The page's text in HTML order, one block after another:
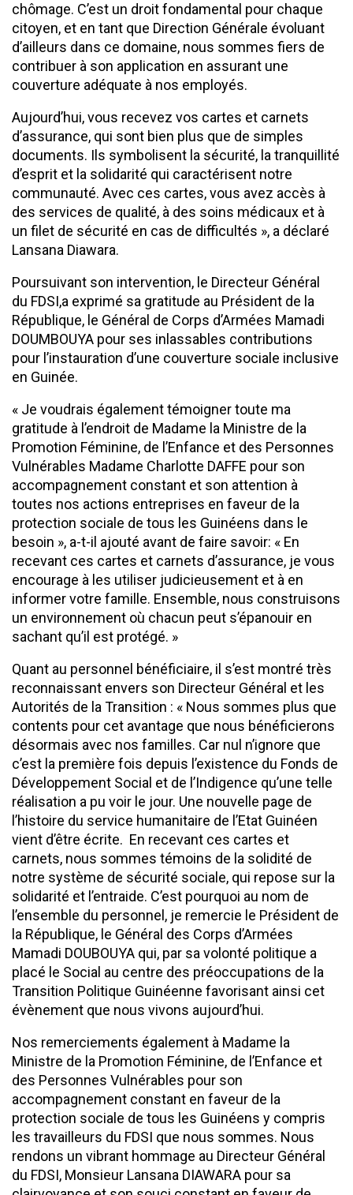
chômage. C’est un droit fondamental pour chaque
citoyen, et en tant que Direction Générale évoluant
d’ailleurs dans ce domaine, nous sommes fiers de
contribuer à son application en assurant une
couverture adéquate à nos employés.
Aujourd’hui, vous recevez vos cartes et carnets
d’assurance, qui sont bien plus que de simples
documents. Ils symbolisent la sécurité, la tranquillité
d’esprit et la solidarité qui caractérisent notre
communauté. Avec ces cartes, vous avez accès à
des services de qualité, à des soins médicaux et à
un filet de sécurité en cas de difficultés », a déclaré
Lansana Diawara.
Poursuivant son intervention, le Directeur Général
du FDSI,a exprimé sa gratitude au Président de la
République, le Général de Corps d’Armées Mamadi
DOUMBOUYA pour ses inlassables contributions
pour l’instauration d’une couverture sociale inclusive
en Guinée.
« Je voudrais également témoigner toute ma
gratitude à l’endroit de Madame la Ministre de la
Promotion Féminine, de l’Enfance et des Personnes
Vulnérables Madame Charlotte DAFFE pour son
accompagnement constant et son attention à
toutes nos actions entreprises en faveur de la
protection sociale de tous les Guinéens dans le
besoin », a-t-il ajouté avant de faire savoir: « En
recevant ces cartes et carnets d’assurance, je vous
encourage à les utiliser judicieusement et à en
informer votre famille. Ensemble, nous construisons
un environnement où chacun peut s’épanouir en
sachant qu’il est protégé. »
Quant au personnel bénéficiaire, il s’est montré très
reconnaissant envers son Directeur Général et les
Autorités de la Transition : « Nous sommes plus que
contents pour cet avantage que nous bénéficierons
désormais avec nos familles. Car nul n’ignore que
c’est la première fois depuis l’existence du Fonds de
Développement Social et de l’Indigence qu’une telle
réalisation a pu voir le jour. Une nouvelle page de
l’histoire du service humanitaire de l’Etat Guinéen
vient d’être écrite. En recevant ces cartes et
carnets, nous sommes témoins de la solidité de
notre système de sécurité sociale, qui repose sur la
solidarité et l’entraide. C’est pourquoi au nom de
l’ensemble du personnel, je remercie le Président de
la République, le Général des Corps d’Armées
Mamadi DOUBOUYA qui, par sa volonté politique a
placé le Social au centre des préoccupations de la
Transition Politique Guinéenne favorisant ainsi cet
évènement que nous vivons aujourd’hui.
Nos remerciements également à Madame la
Ministre de la Promotion Féminine, de l’Enfance et
des Personnes Vulnérables pour son
accompagnement constant en faveur de la
protection sociale de tous les Guinéens y compris
les travailleurs du FDSI que nous sommes. Nous
rendons un vibrant hommage au Directeur Général
du FDSI, Monsieur Lansana DIAWARA pour sa